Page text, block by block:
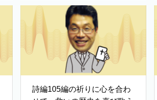
詩編105編の祈りに心を合わ